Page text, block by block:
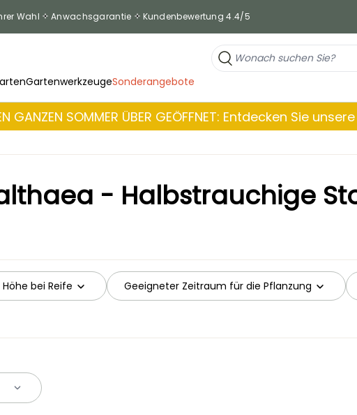
Wahl Anwachsgarantie Kundenbewertung 4.4/5
GartenwerkzeugeSonderangebote
GANZEN SOMMER ÜBER GEÖFFNET: Entdecken Sie
- Halbstrauchige
Höhe bei Reife Geeigneter Zeitraum für die Pflanzung